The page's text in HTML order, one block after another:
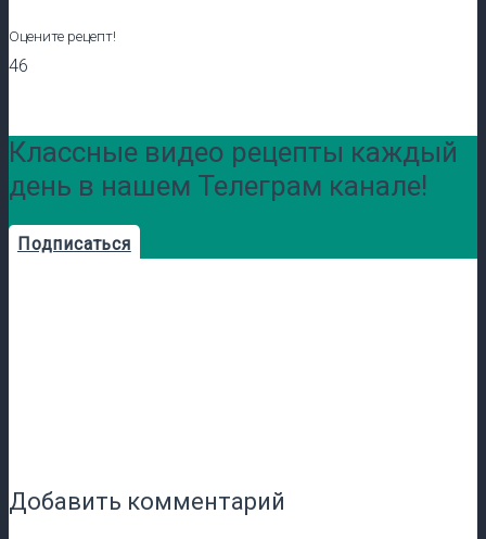
Оцените рецепт!
46
Классные видео рецепты каждый
день в нашем Телеграм канале!
Подписаться
Добавить комментарий